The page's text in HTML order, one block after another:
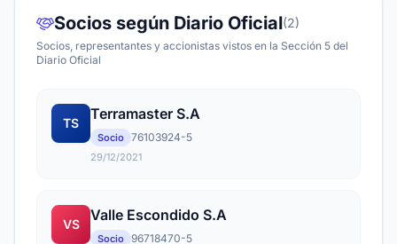
Socios según Diario Oficial(2)
Socios, representantes y accionistas vistos en la Sección 5 del
Diario Oficial
TS
Terramaster S.A
Socio 76103924-5
29/12/2021
VS
Valle Escondido S.A
Socio 96718470-5